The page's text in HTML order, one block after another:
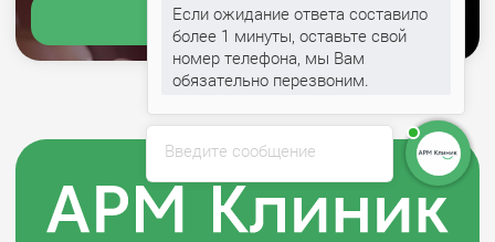
Введите сообщение
Если ожидание ответа составило
более 1 минуты, оставьте свой
номер телефона, мы Вам
обязательно перезвоним.